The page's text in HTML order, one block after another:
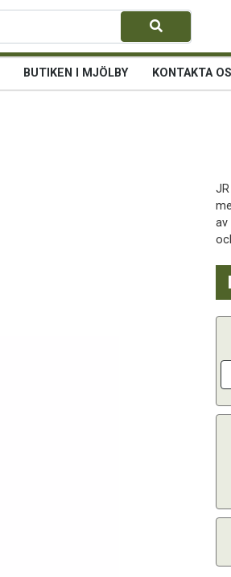
BUTIKEN I MJÖLBY KONTAKTA
av